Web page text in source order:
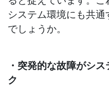
システム環境にも共
でしょうか。
・突発的な故障がシ
ク